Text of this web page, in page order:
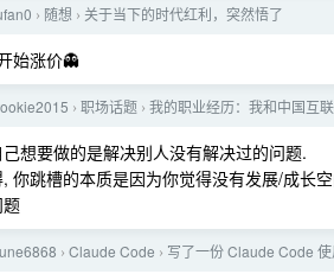
› 随想 › 关于当下的时代红利，突然悟了
始涨价👻
› 职场话题 › 我的职业经历：我和中国互
想要做的是解决别人没有解决过的问题.
你跳槽的本质是因为你觉得没有发展/成长
› Claude Code › 写了一份 Claude Code